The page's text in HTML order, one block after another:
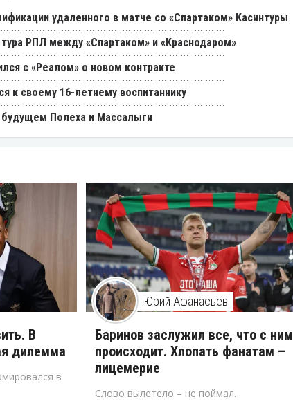
удаленного в матче со «Спартаком» Касинтуры
РПЛ между «Спартаком» и «Краснодаром»
с «Реалом» о новом контракте
к своему 16-летнему воспитаннику
будущем Полеха и Массалыги
В
дилемма
в
Юрий Афанасьев
Баринов заслужил все, что с ним
происходит. Хлопать фанатам –
лицемерие
Слово вылетело – не поймал.